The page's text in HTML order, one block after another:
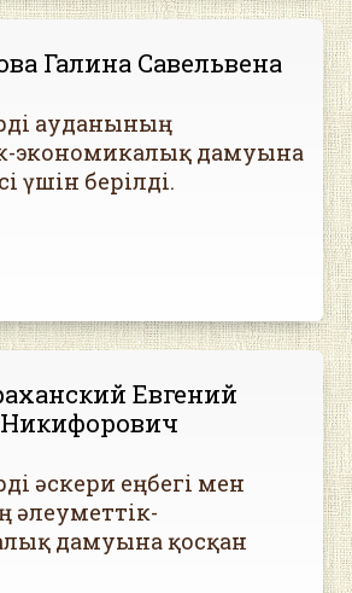
Галина Савельвена
ауданының
экономикалық дамуына
үшін берілді.
Евгений
Никифорович
әскери еңбегі мен
әлеуметтік-
дамуына қосқан